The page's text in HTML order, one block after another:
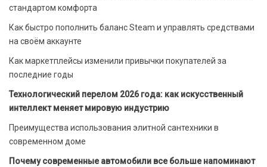
стандартом комфорта
Как быстро пополнить баланс Steam и управлять средствами
на своём аккаунте
Как маркетплейсы изменили привычки покупателей за
последние годы
Технологический перелом 2026 года: как искусственный
интеллект меняет мировую индустрию
Преимущества использования элитной сантехники в
современном доме
Почему современные автомобили все больше напоминают